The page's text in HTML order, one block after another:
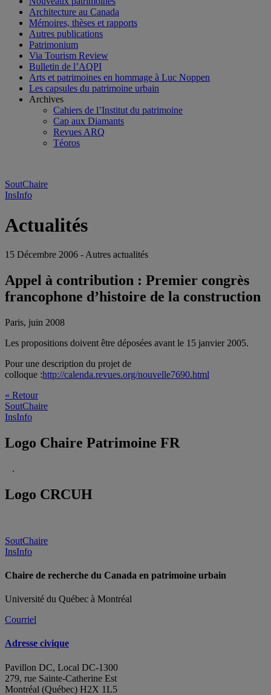
Architecture au Canada
Mémoires, thèses et rapports
Autres publications
Patrimonium
Via Tourism Review
Bulletin de l’AQPI
Arts et patrimoines en hommage à Luc Noppen
Les capsules du patrimoine urbain
Archives
Cahiers de l’Institut du patrimoine
Cap aux Diamants
Revues ARQ
Téoros
SoutChaire
InsInfo
Actualités
15 Décembre 2006 - Autres actualités
Appel à contribution : Premier congrès
francophone d’histoire de la construction
Paris, juin 2008
Les propositions doivent être déposées avant le 15 janvier 2005.
Pour une description du projet de
colloque :http://calenda.revues.org/nouvelle7690.html
« Retour
SoutChaire
InsInfo
Logo Chaire Patrimoine FR
.
Logo CRCUH
SoutChaire
InsInfo
Chaire de recherche du Canada en patrimoine urbain
Université du Québec à Montréal
Courriel
Adresse civique
Pavillon DC, Local DC-1300
279, rue Sainte-Catherine Est
Montréal (Québec) H2X 1L5